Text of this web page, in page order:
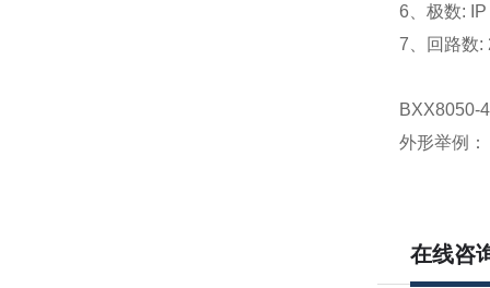
6、极数:
7、回路数:
BXX8050-
外形举例：
在线咨